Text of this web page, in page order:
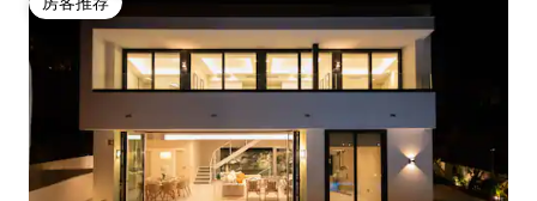
房客推荐